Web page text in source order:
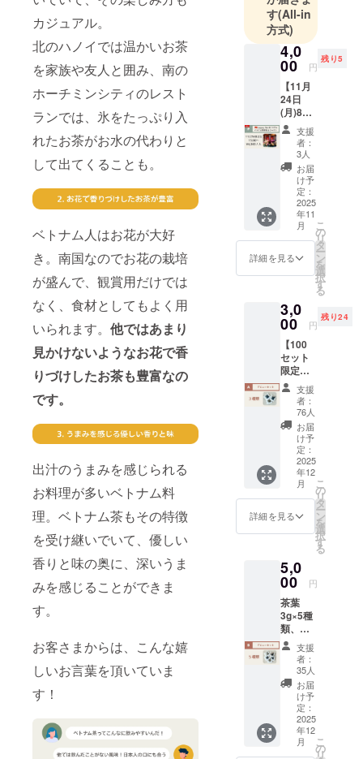
カジュアル。
北のハノイでは温かいお茶
を家族や友人と囲み、南の
ホーチミンシティのレスト
ランでは、氷をたっぷり入
れたお茶がお水の代わりと
して出てくることも。
ベトナム人はお花が大好
き。南国なのでお花の栽培
が盛んで、観賞用だけでは
なく、食材としてもよく用
いられます。 他ではあまり
見かけないようなお花で香
りづけしたお茶も豊富なの
です。
出汁のうまみを感じられる
お料理が多いベトナム料
理。ベトナム茶もその特徴
を受け継いでいて、優しい
香りと味の奥に、深いうま
みを感じることができま
す。
お客さまからは、こんな嬉
しいお言葉を頂いていま
す！
す(All-in
方式)
4,0
00 円
残り5
【11月
24日
(月)8名
様限
定】ベ
トナム5
つ星ホ
テル
Legacy
Yên Tử
ホテル
でのベ
トナム
茶体験
＋Tinh
のお茶1
テルで
使える
15%オ
フクー
ポン
Legacy
Yên Tử
ホテル
はベト
ナム北
部のハ
ノイ、
ハイ
フォ
ン、ハ
ロン湾
からも
2025年
にベト
ナム9番
目のユ
ネスコ
世界遺
産とし
て登録
された
イェン
トゥー
仏教遺
跡群を
臨むこ
とがで
支援
者：
3人
お届
け予
定：
2025
年11
月
詳細を見る
こ
の
リ
タ
ー
ン
を
選
択
す
る
3,0
00 円
残り24
【100
セット
限定】
茶葉
3g×3種
類、ベ
トナ
ム・ハ
ザンの
自然の
音源、
お礼の
メール
をお送
りしま
す。 ●
ム茶デ
ビュー
セット3
種類(何
が来る
かはお
楽しみ)
内容
量：3袋
(各茶葉
3g入り)
パッ
ケージ
サイ
ズ：1袋
支援
者：
76人
お届
け予
定：
2025
年12
月
詳細を見る
こ
の
リ
タ
ー
ン
を
選
択
す
る
5,0
00 円
茶葉
3g×5種
類、ベ
トナ
ム・ハ
ザンの
自然の
音源、
お礼の
メール
をお送
りしま
支援
者：
35人
お届
け予
定：
2025
年12
月
こ
の
リ